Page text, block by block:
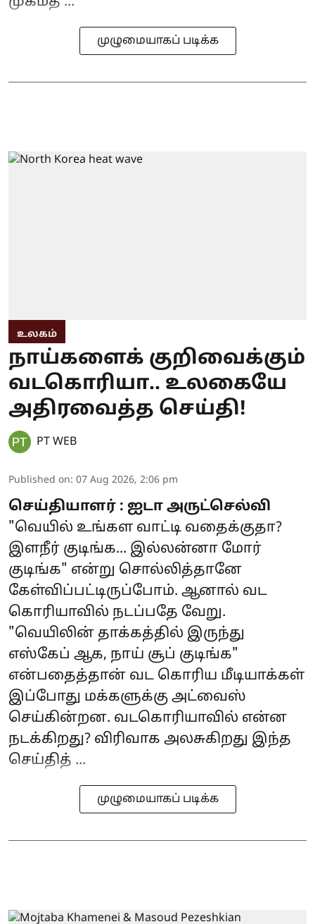
முழுமையாகப் படிக்க
உலகம்
நாய்களைக் குறிவைக்கும்
வடகொரியா.. உலகையே
அதிரவைத்த செய்தி!
PT WEB
Published on: 07 Aug 2026, 2:06 pm
செய்தியாளர் : ஐடா அருட்செல்வி
"வெயில் உங்கள வாட்டி வதைக்குதா?
இளநீர் குடிங்க... இல்லன்னா மோர்
குடிங்க" என்று சொல்லித்தானே
கேள்விப்பட்டிருப்போம். ஆனால் வட
கொரியாவில் நடப்பதே வேறு.
"வெயிலின் தாக்கத்தில் இருந்து
எஸ்கேப் ஆக, நாய் சூப் குடிங்க"
என்பதைத்தான் வட கொரிய மீடியாக்கள்
இப்போது மக்களுக்கு அட்வைஸ்
செய்கின்றன. வடகொரியாவில் என்ன
நடக்கிறது? விரிவாக அலசுகிறது இந்த
செய்தித் ...
முழுமையாகப் படிக்க